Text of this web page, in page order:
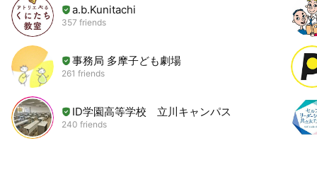
a.b.Kunitachi
357 friends
事務局 多摩子ども劇場
261 friends
ID学園高等学校 立川キャンパス
240 friends